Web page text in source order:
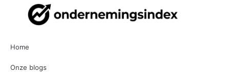
Home
Onze blogs